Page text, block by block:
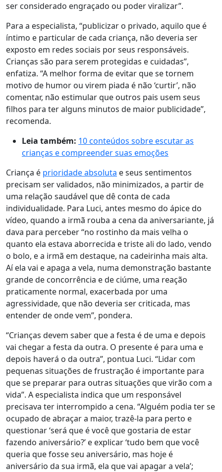
ser considerado engraçado ou poder viralizar”.
Para a especialista, “publicizar o privado, aquilo que é
íntimo e particular de cada criança, não deveria ser
exposto em redes sociais por seus responsáveis.
Crianças são para serem protegidas e cuidadas”,
enfatiza. “A melhor forma de evitar que se tornem
motivo de humor ou virem piada é não ‘curtir’, não
comentar, não estimular que outros pais usem seus
filhos para ter alguns minutos de maior publicidade”,
recomenda.
Leia também: 10 conteúdos sobre escutar as
crianças e compreender suas emoções
Criança é prioridade absoluta e seus sentimentos
precisam ser validados, não minimizados, a partir de
uma relação saudável que dê conta de cada
individualidade. Para Luci, antes mesmo do ápice do
vídeo, quando a irmã rouba a cena da aniversariante, já
dava para perceber “no rostinho da mais velha o
quanto ela estava aborrecida e triste ali do lado, vendo
o bolo, e a irmã em destaque, na cadeirinha mais alta.
Aí ela vai e apaga a vela, numa demonstração bastante
grande de concorrência e de ciúme, uma reação
praticamente normal, exacerbada por uma
agressividade, que não deveria ser criticada, mas
entender de onde vem”, pondera.
“Crianças devem saber que a festa é de uma e depois
vai chegar a festa da outra. O presente é para uma e
depois haverá o da outra”, pontua Luci. “Lidar com
pequenas situações de frustração é importante para
que se preparar para outras situações que virão com a
vida”. A especialista indica que um responsável
precisava ter interrompido a cena. “Alguém podia ter se
ocupado de abraçar a maior, trazê-la para perto e
questionar ‘será que é você que gostaria de estar
fazendo aniversário?’ e explicar ‘tudo bem que você
queria que fosse seu aniversário, mas hoje é
aniversário da sua irmã, ela que vai apagar a vela’;